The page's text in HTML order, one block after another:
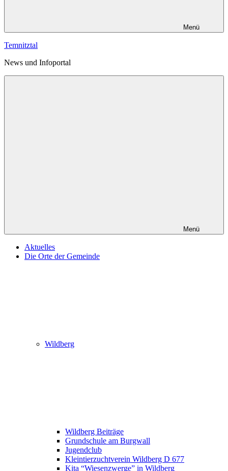
Menü
Temnitztal
News und Infoportal
Menü
Aktuelles
Die Orte der Gemeinde
Wildberg
Wildberg Beiträge
Grundschule am Burgwall
Jugendclub
Kleintierzuchtverein Wildberg D 677
Kita “Wiesenzwerge” in Wildberg